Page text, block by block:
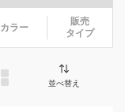
カラー
販売
タイプ
並べ替え